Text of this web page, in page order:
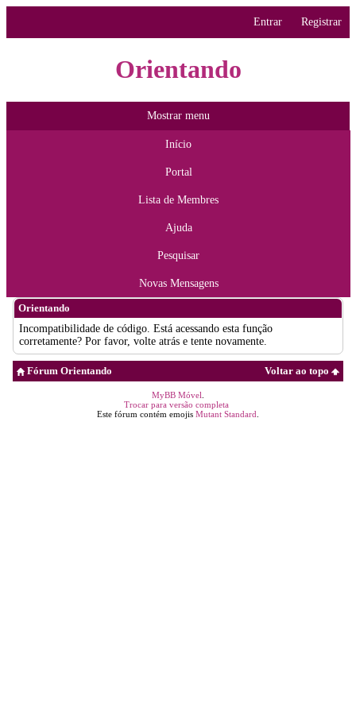
Entrar Registrar
Orientando
Mostrar menu
Início
Portal
Lista de Membres
Ajuda
Pesquisar
Novas Mensagens
Orientando
Incompatibilidade de código. Está acessando esta função
corretamente? Por favor, volte atrás e tente novamente.
Voltar ao topo
Fórum Orientando
MyBB Móvel
Trocar para versão completa
Este fórum contém emojis Mutant Standard